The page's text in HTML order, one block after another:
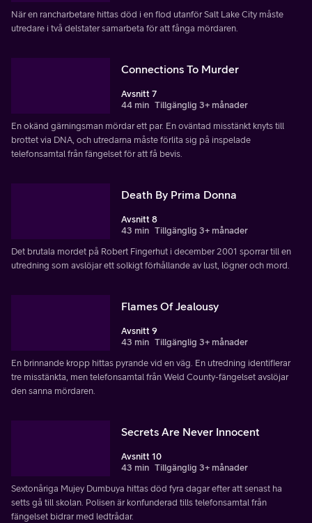
När en rancharbetare hittas död i en flod utanför Salt Lake City måste
utredare i två delstater samarbeta för att fånga mördaren.
Connections To Murder
Avsnitt 7
44 min Tillgänglig 3+ månader
En okänd gärningsman mördar ett par. En oväntad misstänkt knyts till
brottet via DNA, och utredarna måste förlita sig på inspelade
telefonsamtal från fängelset för att få bevis.
Death By Prima Donna
Avsnitt 8
43 min Tillgänglig 3+ månader
Det brutala mordet på Robert Fingerhut i december 2001 sporrar till en
utredning som avslöjar ett solkigt förhållande av lust, lögner och mord.
Flames Of Jealousy
Avsnitt 9
43 min Tillgänglig 3+ månader
En brinnande kropp hittas pyrande vid en väg. En utredning identifierar
tre misstänkta, men telefonsamtal från Weld County-fängelset avslöjar
den sanna mördaren.
Secrets Are Never Innocent
Avsnitt 10
43 min Tillgänglig 3+ månader
Sextonåriga Mujey Dumbuya hittas död fyra dagar efter att senast ha
setts gå till skolan. Polisen är konfunderad tills telefonsamtal från
fängelset bidrar med ledtrådar.